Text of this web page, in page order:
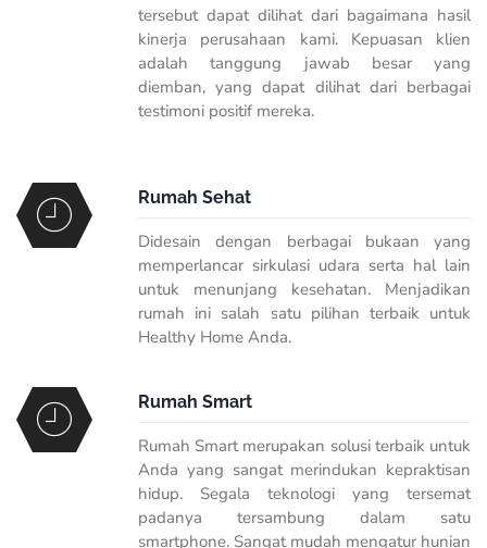
tersebut dapat dilihat dari bagaimana hasil
kinerja perusahaan kami. Kepuasan klien
adalah tanggung jawab besar yang
diemban, yang dapat dilihat dari berbagai
testimoni positif mereka.
Rumah Sehat
Didesain dengan berbagai bukaan yang
memperlancar sirkulasi udara serta hal lain
untuk menunjang kesehatan. Menjadikan
rumah ini salah satu pilihan terbaik untuk
Healthy Home Anda.
Rumah Smart
Rumah Smart merupakan solusi terbaik untuk
Anda yang sangat merindukan kepraktisan
hidup. Segala teknologi yang tersemat
padanya tersambung dalam satu
smartphone. Sangat mudah mengatur hunian